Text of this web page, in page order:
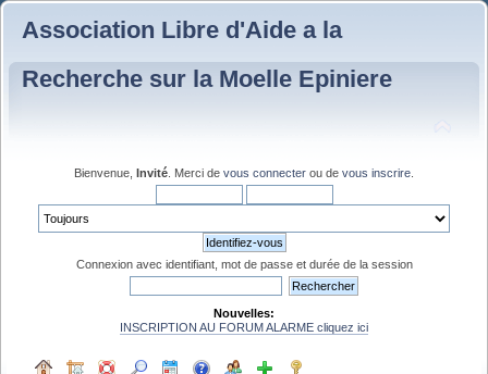
Association Libre d'Aide a la
Recherche sur la Moelle Epiniere
Bienvenue, Invité . Merci de vous connecter ou de vous inscrire
Connexion avec identifiant, mot de passe et durée de la session
Nouvelles:
INSCRIPTION AU FORUM ALARME cliquez ici